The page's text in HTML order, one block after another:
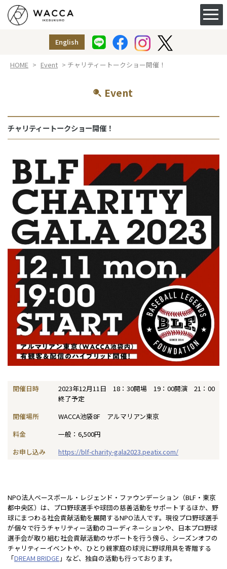
English
ACCESS&FACILITY
アクセス
（ベビー休憩室）
HOME > Event > チャリティートークショー開催！
Event
チャリティートークショー開催！
開催日時
2023年12月11日 18：30開場 19：00開演 21：00
終了予定
開催場所
WACCA池袋8F アルマリアン東京
料金
一般：6,500円
お申し込み
https://blf-charity-gala2023.peatix.com/
NPO法人ベースボール・レジェンド・ファウンデーション（BLF・東京
都中央区）は、プロ野球選手や球団の慈善活動をサポートするほか、野
球にまつわる社会貢献活動を展開するNPO法人です。現役プロ野球選手
が個々で行うチャリティー活動のコーディネーションや、日本プロ野球
選手会が取り組む社会貢献活動のサポートを行う傍ら、シーズンオフの
チャリティーイベントや、ひとり親家庭の球児に野球用具を寄贈する
「DREAM BRIDGE 」など、独自の活動も行っております。